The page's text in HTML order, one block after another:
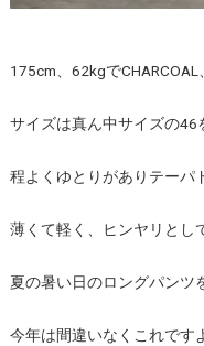
175cm、62kgでCHARCOAL
サイズは真ん中サイズの46
程よくゆとりがありテーパ
薄くて軽く、ヒンヤリとし
夏の暑い日のロングパンツ
今年は間違いなくこれです